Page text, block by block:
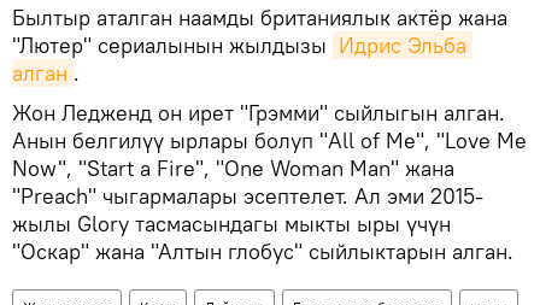
Былтыр аталган наамды британиялык актёр жана
"Лютер" сериалынын жылдызы Идрис Эльба
алган .
Жон Ледженд он ирет "Грэмми" сыйлыгын алган.
Анын белгилүү ырлары болуп "All of Me", "Love Me
Now", "Start a Fire", "One Woman Man" жана
"Preach" чыгармалары эсептелет. Ал эми 2015-
жылы Glory тасмасындагы мыкты ыры үчүн
"Оскар" жана "Алтын глобус" сыйлыктарын алган.